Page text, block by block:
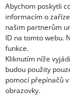
Abychom poskytli
informacím o
našim partnerům
ID na tomto webu.
funkce.
Kliknutím níže
budou použity
pomocí přepínačů
obrazovky.
360
na tu
odrážení